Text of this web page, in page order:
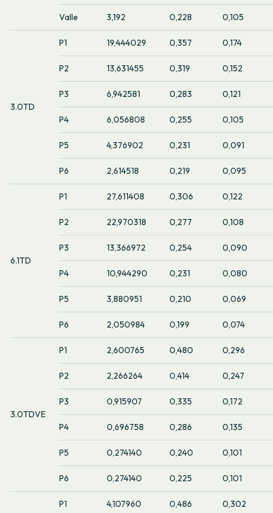
Valle 3,192 0,228 0,105
3.0TD
P1 19,444029 0,357 0,174
P2 13,631455 0,319 0,152
P3 6,942581 0,283 0,121
P4 6,056808 0,255 0,105
P5 4,376902 0,231 0,091
P6 2,614518 0,219 0,095
6.1TD
P1 27,611408 0,306 0,122
P2 22,970318 0,277 0,108
P3 13,366972 0,254 0,090
P4 10,944290 0,231 0,080
P5 3,880951 0,210 0,069
P6 2,050984 0,199 0,074
3.0TDVE
P1 2,600765 0,480 0,296
P2 2,266264 0,414 0,247
P3 0,915907 0,335 0,172
P4 0,696758 0,286 0,135
P5 0,274140 0,240 0,101
P6 0,274140 0,225 0,101
P1 4,107960 0,486 0,302